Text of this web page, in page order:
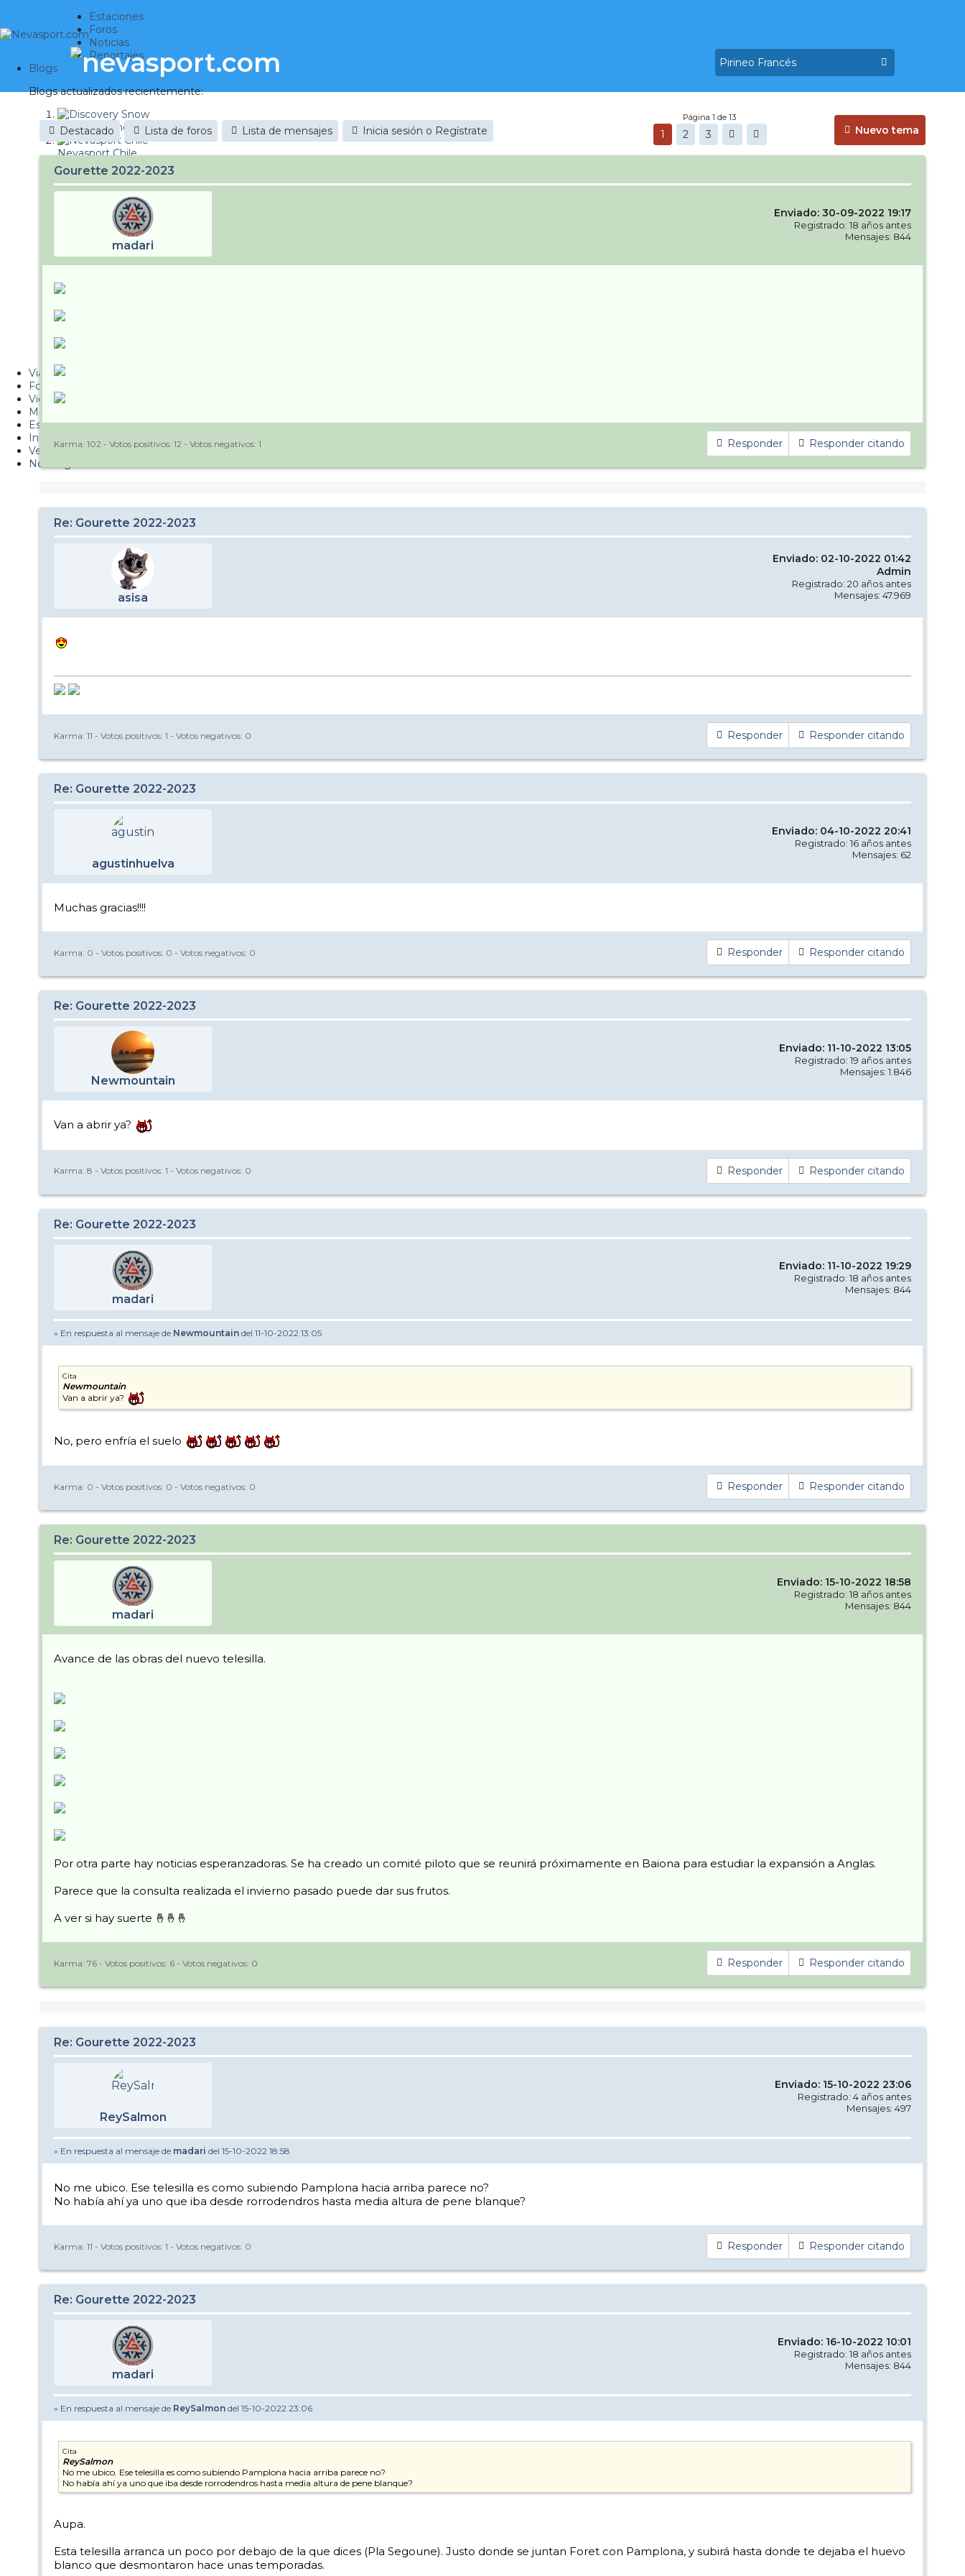
Estaciones
Foros
Noticias
Reportajes
Blogs
Blogs actualizados recientemente:
Discovery Snow
Nevasport Chile
Esquiaryviajar.com
nevasport blog
It's a powder da
Diario de un friki
Revista NIX
Metiendo Cantos
Viajes
Fotos
Videos
Material
Esquí Pro
Infonieve
Verano
Nevalog
Nuevo tema
Destacado Lista de foros Lista de mensajes Inicia sesión o Regístrate
Página 1 de 13
1 2 3
Gourette 2022-2023
madari
Enviado: 30-09-2022 19:17
Registrado: 18 años antes
Mensajes: 844
Responder Responder citando
Karma: 102 - Votos positivos: 12 - Votos negativos: 1
Re: Gourette 2022-2023
asisa
Enviado: 02-10-2022 01:42
Admin
Registrado: 20 años antes
Mensajes: 47.969
Responder Responder citando
Karma: 11 - Votos positivos: 1 - Votos negativos: 0
Re: Gourette 2022-2023
agustinhuelva
Enviado: 04-10-2022 20:41
Registrado: 16 años antes
Mensajes: 62
Muchas gracias!!!!
Responder Responder citando
Karma: 0 - Votos positivos: 0 - Votos negativos: 0
Re: Gourette 2022-2023
Newmountain
Enviado: 11-10-2022 13:05
Registrado: 19 años antes
Mensajes: 1.846
Van a abrir ya?
Responder Responder citando
Karma: 8 - Votos positivos: 1 - Votos negativos: 0
Re: Gourette 2022-2023
madari
Enviado: 11-10-2022 19:29
Registrado: 18 años antes
Mensajes: 844
» En respuesta al mensaje de Newmountain del 11-10-2022 13:05
Cita
Newmountain
Van a abrir ya?
No, pero enfría el suelo
Responder Responder citando
Karma: 0 - Votos positivos: 0 - Votos negativos: 0
Re: Gourette 2022-2023
madari
Enviado: 15-10-2022 18:58
Registrado: 18 años antes
Mensajes: 844
Avance de las obras del nuevo telesilla.
Por otra parte hay noticias esperanzadoras. Se ha creado un comité piloto que se reunirá próximamente en Baiona para estudiar la expansión a Anglas.
Parece que la consulta realizada el invierno pasado puede dar sus frutos.
A ver si hay suerte 🤞🤞🤞
Responder Responder citando
Karma: 76 - Votos positivos: 6 - Votos negativos: 0
Re: Gourette 2022-2023
ReySalmon
Enviado: 15-10-2022 23:06
Registrado: 4 años antes
Mensajes: 497
» En respuesta al mensaje de madari del 15-10-2022 18:58
No me ubico. Ese telesilla es como subiendo Pamplona hacia arriba parece no?
No había ahí ya uno que iba desde rorrodendros hasta media altura de pene blanque?
Responder Responder citando
Karma: 11 - Votos positivos: 1 - Votos negativos: 0
Re: Gourette 2022-2023
madari
Enviado: 16-10-2022 10:01
Registrado: 18 años antes
Mensajes: 844
» En respuesta al mensaje de ReySalmon del 15-10-2022 23:06
Cita
ReySalmon
No me ubico. Ese telesilla es como subiendo Pamplona hacia arriba parece no?
No había ahí ya uno que iba desde rorrodendros hasta media altura de pene blanque?
Aupa.
Esta telesilla arranca un poco por debajo de la que dices (Pla Segoune). Justo donde se juntan Foret con Pamplona, y subirá hasta donde te dejaba el huevo
blanco que desmontaron hace unas temporadas.